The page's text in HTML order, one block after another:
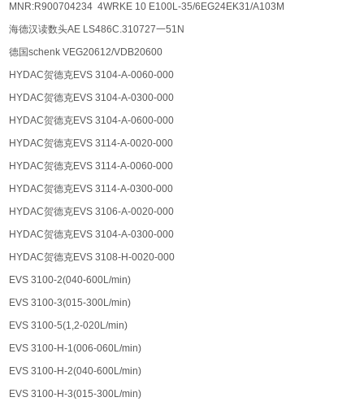
MNR:R900704234 4WRKE 10 E100L-35/6EG24EK31/A103M
海德汉读数头AE LS486C.310727一51N
德国schenk VEG20612/VDB20600
HYDAC贺德克EVS 3104-A-0060-000
HYDAC贺德克EVS 3104-A-0300-000
HYDAC贺德克EVS 3104-A-0600-000
HYDAC贺德克EVS 3114-A-0020-000
HYDAC贺德克EVS 3114-A-0060-000
HYDAC贺德克EVS 3114-A-0300-000
HYDAC贺德克EVS 3106-A-0020-000
HYDAC贺德克EVS 3104-A-0300-000
HYDAC贺德克EVS 3108-H-0020-000
EVS 3100-2(040-600L/min)
EVS 3100-3(015-300L/min)
EVS 3100-5(1,2-020L/min)
EVS 3100-H-1(006-060L/min)
EVS 3100-H-2(040-600L/min)
EVS 3100-H-3(015-300L/min)